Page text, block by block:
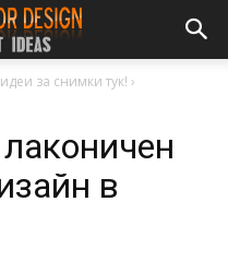
за снимки тук! ›
в